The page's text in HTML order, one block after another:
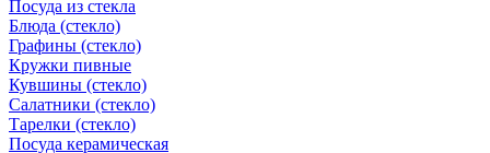
Посуда из стекла
Блюда (стекло)
Графины (стекло)
Кружки пивные
Кувшины (стекло)
Салатники (стекло)
Тарелки (стекло)
Посуда керамическая